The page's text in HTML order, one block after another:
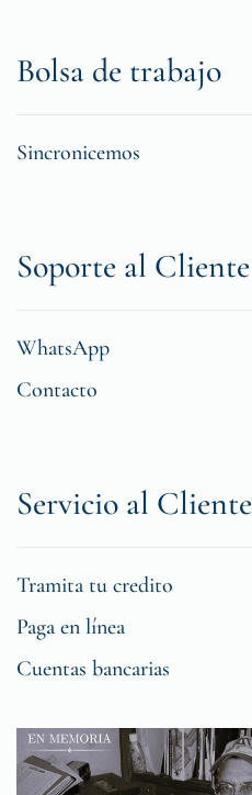
Bolsa de trabajo
Sincronicemos
Soporte al Cliente
WhatsApp
Contacto
Servicio al Cliente
Tramita tu credito
Paga en línea
Cuentas bancarias